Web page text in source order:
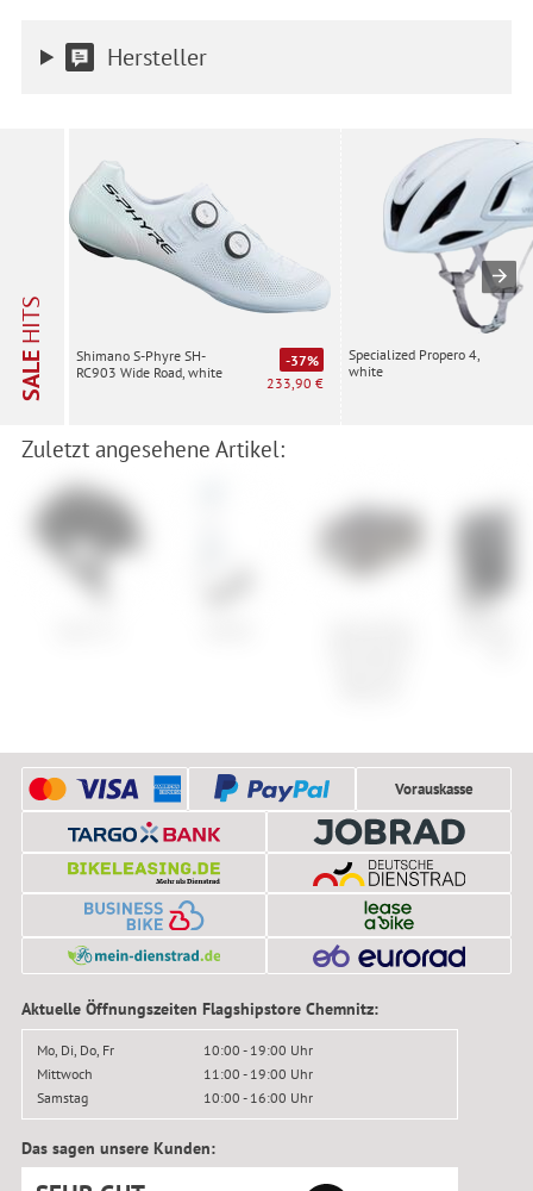
Hersteller
SALE
HITS
Shimano S-Phyre SH-
RC903 Wide Road, white
-37%
233,90 €
Specialized Propero 4,
white
Zuletzt angesehene Artikel:
Vorauskasse
Aktuelle Öffnungszeiten Flagshipstore Chemnitz:
Mo, Di, Do, Fr
10:00 - 19:00 Uhr
Mittwoch
11:00 - 19:00 Uhr
Samstag
10:00 - 16:00 Uhr
Das sagen unsere Kunden: